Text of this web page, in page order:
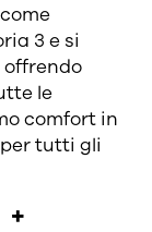
3 e si
le
comfort in
tutti gli